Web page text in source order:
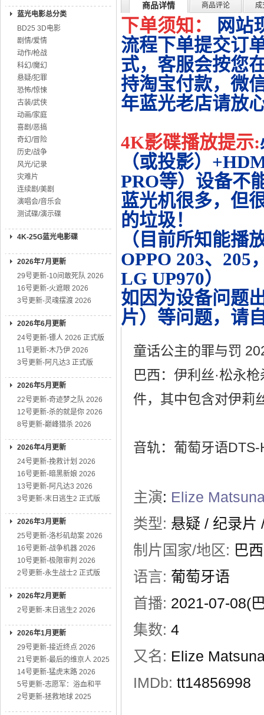
蓝光电影总分类
BD25 3D电影
剧情/爱情
动作/枪战
科幻/魔幻
悬疑/犯罪
恐怖/惊悚
古装/武侠
动画/家庭
喜剧/恶搞
奇幻/冒险
历史/战争
风光/记录
灾难片
连续剧/美剧
演唱会/音乐会
测试碟/演示碟
4K-25G蓝光电影碟
2026年7月更新
29号更新-10间敢死队 2026
16号更新-火遮眼 2026
3号更新-灵魂摆渡 2026
2026年6月更新
24号更新-镖人 2026 正式版
11号更新-木乃伊 2026
3号更新-阿凡达3 正式版
2026年5月更新
22号更新-奇迹梦之队 2026
12号更新-杀的就是你 2026
8号更新-巅峰猎杀 2026
2026年4月更新
24号更新-挽救计划 2026
16号更新-暗黑新娘 2026
13号更新-阿凡达3 2026
3号更新-末日逃生2 正式版
2026年3月更新
25号更新-洛杉矶劫案 2026
16号更新-战争机器 2026
10号更新-极限审判 2026
2号更新-永生战士2 正式版
2026年2月更新
2号更新-末日逃生2 2026
2026年1月更新
29号更新-接近终点 2026
21号更新-最后的维京人 2025
14号更新-猛虎末路 2026
5号更新-志愿军：浴血和平
2号更新-拯救地球 2025
商品详情 商品评论 成
下单须知：
网站
流程下单提交订
式，客服会按您
持淘宝付款，微
年蓝光老店请放
4K影碟播放提示:
（或投影）
PRO等）设备不
蓝光机很多，但
的垃圾！
（目前所知能播
OPPO 203、205
LG UP970）
如因为设备问题
片）等问题，请
童话公主的罪与罚
巴西：伊利丝·松永
件，其中包含对伊莉
音轨：葡萄牙语
主演: Elize
类型: 悬疑 / 纪录片
制片国家/地区: 巴西
语言: 葡萄牙语
首播: 2021-07-08(
集数: 4
又名: Elize
IMDb: tt14856998